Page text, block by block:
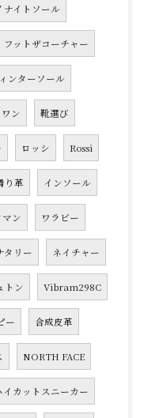
ナイトソール
フットザコーチャー
ンターソール
ン 靴選び
ロッシ Rossi
り革 インソール
ン ワラビー
タリー ネイチャー
トン Vibram298C
ー 合成皮革
NORTH FACE
イカットスニーカー